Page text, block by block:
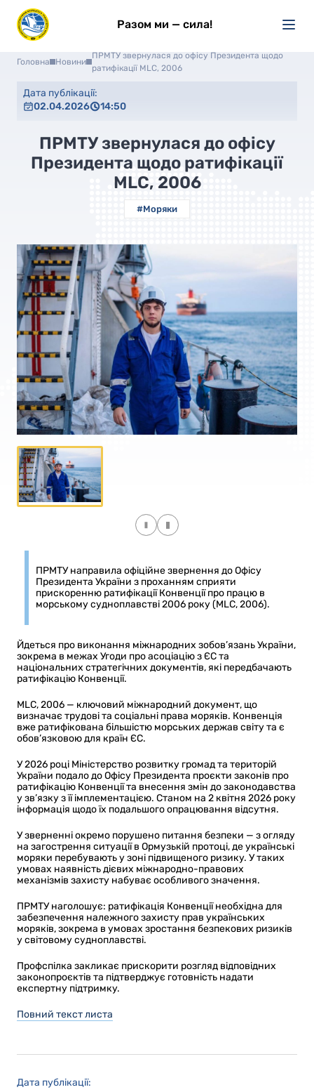
Разом ми — сила!
Головна Новини
ПРМТУ звернулася до офісу Президента щодо
ратифікації MLC, 2006
Дата публікації:
02.04.2026
14:50
ПРМТУ звернулася до офісу
Президента щодо ратифікації
MLC, 2006
#Моряки
ПРМТУ направила офіційне звернення до Офісу
Президента України з проханням сприяти
прискоренню ратифікації Конвенції про працю в
морському судноплавстві 2006 року (MLC, 2006).
Йдеться про виконання міжнародних зобов’язань України,
зокрема в межах Угоди про асоціацію з ЄС та
національних стратегічних документів, які передбачають
ратифікацію Конвенції.
MLC, 2006 — ключовий міжнародний документ, що
визначає трудові та соціальні права моряків. Конвенція
вже ратифікована більшістю морських держав світу та є
обов’язковою для країн ЄС.
У 2026 році Міністерство розвитку громад та територій
України подало до Офісу Президента проєкти законів про
ратифікацію Конвенції та внесення змін до законодавства
у зв’язку з її імплементацією. Станом на 2 квітня 2026 року
інформація щодо їх подальшого опрацювання відсутня.
У зверненні окремо порушено питання безпеки — з огляду
на загострення ситуації в Ормузькій протоці, де українські
моряки перебувають у зоні підвищеного ризику. У таких
умовах наявність дієвих міжнародно-правових
механізмів захисту набуває особливого значення.
ПРМТУ наголошує: ратифікація Конвенції необхідна для
забезпечення належного захисту прав українських
моряків, зокрема в умовах зростання безпекових ризиків
у світовому судноплавстві.
Профспілка закликає прискорити розгляд відповідних
законопроєктів та підтверджує готовність надати
експертну підтримку.
Повний текст листа
Дата публікації: